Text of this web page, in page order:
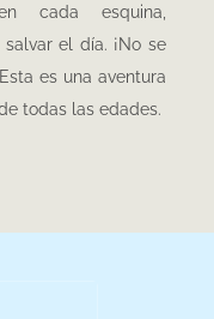
cada esquina,
el día. ¡No se
es una aventura
todas las edades.